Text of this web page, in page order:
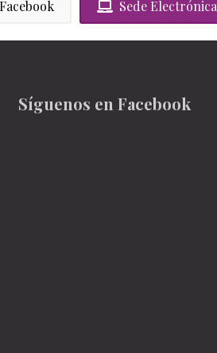
Facebook Sede Electrónica
Síguenos en Facebook